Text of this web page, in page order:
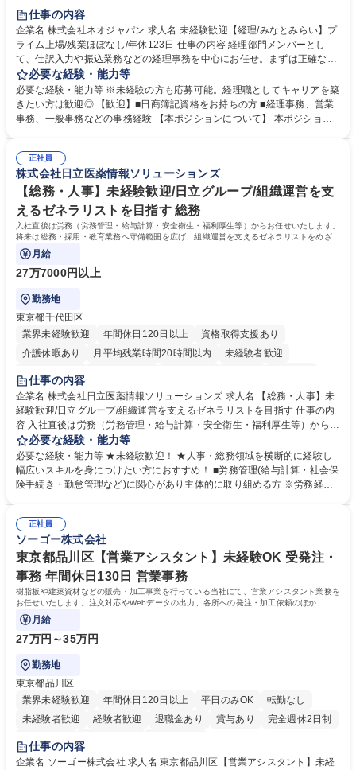
未経験者歓迎
完全週休2日制
交通費支給 駅近5分以内 土日祝休み
服装自由
寮・社宅あり
仕事の内容
企業名 株式会社ネオジャパン 求人名 未経験歓迎【経理/みなとみらい】プ
ライム上場/残業ほぼなし/年休123日 仕事の内容 経理部門メンバーとし
て、仕訳入力や振込業務などの経理事務を中心にお任せ。まずは正確な入
力・確認業務からスタートし、既存メンバーと一緒に業務を進めながら段
階的に経理知識を身につけていただきます。 【具体的には】 ■社内稟議に
基づく仕訳入力 ■月末の振込業務 ■明細作成 ■伝票処理、記帳業務 ■既存
メンバーの業務サポート 【将来的には】 ■月次決算補助 ■四半期・年次決
想定です。 募集職種 未経験歓迎【経理/みなとみらい】プライム上場/残業
ほぼなし/年休123日
必要な経験・能力等
必要な経験・能力等 ※未経験の方も応募可能。経理職としてキャリアを築
きたい方は歓迎◎ 【歓迎】■日商簿記資格をお持ちの方 ■経理事務、営業
事務、一般事務などの事務経験 【本ポジションについて】 本ポジション
当し、3～5年をかけて月次決算・四半期決算・開示資料作成補助などへス
テップアップできます。また、残業は通常月ほぼなく、決算月でも10時間
未満のため、無理なく経理として専門性を身につけられる環境です。 学
歴・資格 学歴：大学院 大学 高専 短大 専修学校 高校 語学力： 資格：日商
簿記検定1級 日商簿記検定2級
正社員
株式会社日立医薬情報ソリューションズ
【総務・人事】未経験歓迎/日立グループ/組織運営を支
えるゼネラリストを目指す 総務
入社直後は労務（労務管理・給与計算・安全衛生・福利厚生等）からお任せいたします。
将来は総務・採用・教育業務へ守備範囲を広げ、組織運営を支えるゼネラリストをめざせ
ます。
月給
27万7000円以上
勤務地
東京都千代田区
業界未経験歓迎
年間休日120日以上
資格取得支援あり
介護休暇あり
月平均残業時間20時間以内
未経験者歓迎
住宅手当あり
育休あり
完全週休2日制 交通費支給 土日祝休み 寮・社宅あり
仕事の内容
企業名 株式会社日立医薬情報ソリューションズ 求人名 【総務・人事】未
経験歓迎/日立グループ/組織運営を支えるゼネラリストを目指す 仕事の内
容 入社直後は労務（労務管理・給与計算・安全衛生・福利厚生等）からお
任せいたします。将来は総務・採用・教育業務へ守備範囲を広げ、組織運
営を支えるゼネラリストをめざせます。 ・初期業務：労働時間管理、給与
計算、社会保険対応、福利厚生管理、安全衛生、健康経営推進等をお任せ
します。ご経験に応じて、休職者管理など、幅広く経験を積んでいただき
幅広く経験を積みたい意欲がある方に最適な環境です。 募集職種 【総
務・人事】未経験歓迎/日立グループ/組織運営を支えるゼネラリストを目
指す
必要な経験・能力等
必要な経験・能力等 ★未経験歓迎！ ★人事・総務領域を横断的に経験し
幅広いスキルを身につけたい方におすすめ！ ■労務管理(給与計算・社会保
険手続き・勤怠管理など)に関心があり主体的に取り組める方 ※労務経験
のご経験 ■労務管理（給与計算・社会保険手続き・勤怠管理など）の経験
■衛生管理者の資格をお持ちの方 学歴・資格 学歴：大学院 大学 高専 短大
専修学校 高校 語学力： 資格：
正社員
ソーゴー株式会社
東京都品川区【営業アシスタント】未経験OK 受発注・
事務 年間休日130日 営業事務
樹脂板や建築資材などの販売・加工事業を行っている当社にて、営業アシスタント業務を
お任せいたします。注文対応やWebデータの出力、各所への発注・加工依頼のほか、電
話・メール対応等の事務業務を担当します。
月給
27万円～35万円
勤務地
東京都品川区
業界未経験歓迎
年間休日120日以上 平日のみOK
転勤なし
未経験者歓迎
経験者歓迎 退職金あり 賞与あり
完全週休2日制
交通費支給
仕事の内容
企業名 ソーゴー株式会社 求人名 東京都品川区【営業アシスタント】未経